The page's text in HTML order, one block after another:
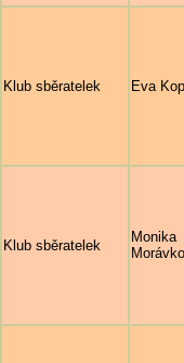
Klub sběratelek Eva
Klub sběratelek
Monika